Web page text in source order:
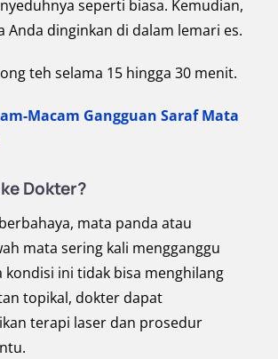
seperti biasa. Kemudian,
Anda dinginkan di dalam lemari es.
teh selama 15 hingga 30 menit.
Macam Gangguan Saraf Mata
Dokter?
mata panda atau
mata sering kali mengganggu
kondisi ini tidak bisa menghilang
topikal, dokter dapat
terapi laser dan prosedur